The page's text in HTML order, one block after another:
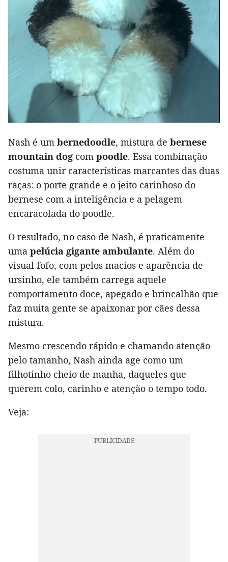
Nash é um bernedoodle, mistura de bernese
mountain dog com poodle. Essa combinação
costuma unir características marcantes das duas
raças: o porte grande e o jeito carinhoso do
bernese com a inteligência e a pelagem
encaracolada do poodle.
O resultado, no caso de Nash, é praticamente
uma pelúcia gigante ambulante. Além do
visual fofo, com pelos macios e aparência de
ursinho, ele também carrega aquele
comportamento doce, apegado e brincalhão que
faz muita gente se apaixonar por cães dessa
mistura.
Mesmo crescendo rápido e chamando atenção
pelo tamanho, Nash ainda age como um
filhotinho cheio de manha, daqueles que
querem colo, carinho e atenção o tempo todo.
Veja: